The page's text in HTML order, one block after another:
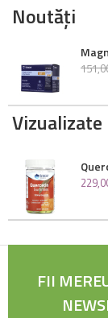
Noutăți
151,
Vizualizate
229,
FII